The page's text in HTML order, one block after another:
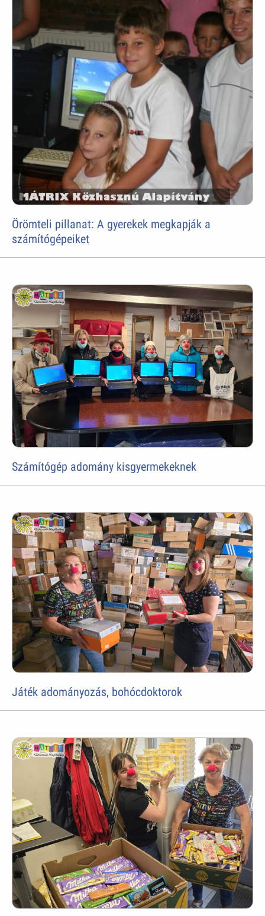
Örömteli pillanat: A gyerekek megkapják a
számítógépeiket
Számítógép adomány kisgyermekeknek
Játék adományozás, bohócdoktorok